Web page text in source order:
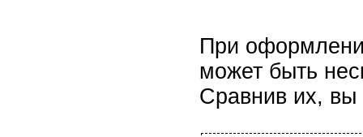
При
может быть
Сравнив их, вы